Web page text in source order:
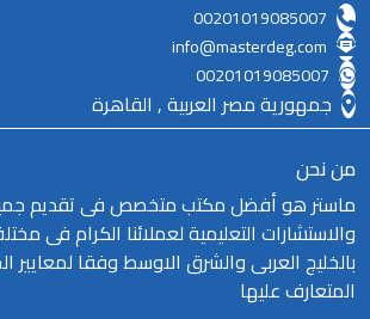
00201019085007
info@masterdeg.com
00201019085007
جمهورية مصر العربية , القاهرة
من نحن
ماستر هو أفضل مكتب متخصص فى تقديم
والاستشارات التعليمية لعملائنا الكرام فى
بالخليج العربى والشرق الاوسط وفقا لمعايير
المتعارف عليها